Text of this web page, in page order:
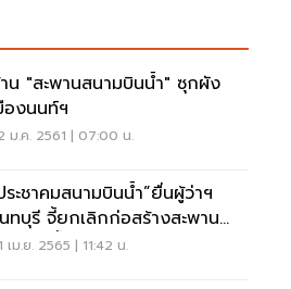
น "สะพานสนามบินน้ำ" ซุกผัง
องนนท์ฯ
ม.ค. 2561 | 07:00 น.
ระชาคมสนามบินน้ำ”ยื่นผู้ว่าฯ
ทบุรี จี้ยกเลิกก่อสร้างสะพาน
ามบินน้ำ
เม.ย. 2565 | 11:42 น.